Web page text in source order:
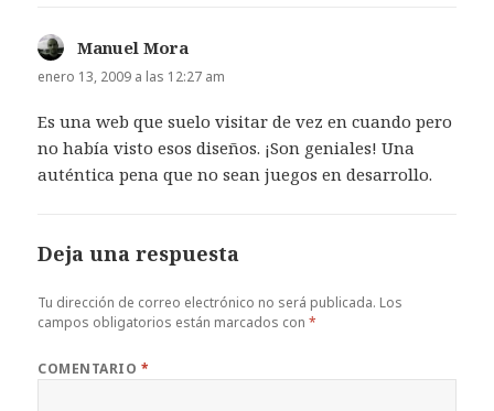
Manuel Mora
enero 13, 2009 a las 12:27 am
Es una web que suelo visitar de vez en cuando pero
no había visto esos diseños. ¡Son geniales! Una
auténtica pena que no sean juegos en desarrollo.
Deja una respuesta
Tu dirección de correo electrónico no será publicada. Los
campos obligatorios están marcados con*
COMENTARIO *